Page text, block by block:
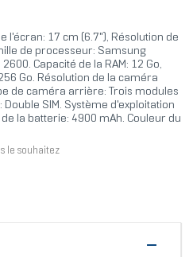
l'écran: 17 cm (6.7"), Résolution de
de processeur: Samsung
Capacité de la RAM: 12 Go,
Go. Résolution de la caméra
de caméra arrière: Trois modules
Double SIM. Système d'exploitation
la batterie: 4900 mAh. Couleur du
le souhaitez